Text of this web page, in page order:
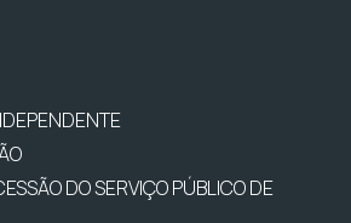
DO SERVIÇO PÚBLICO DE